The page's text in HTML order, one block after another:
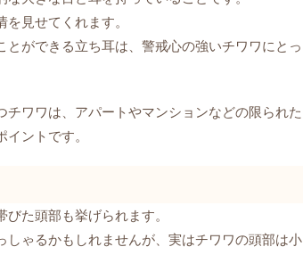
見せてくれます。
ができる立ち耳は、警戒心の強いチワワにとっ
ワワは、アパートやマンションなどの限られた
ントです。
た頭部も挙げられます。
ゃるかもしれませんが、実はチワワの頭部は小